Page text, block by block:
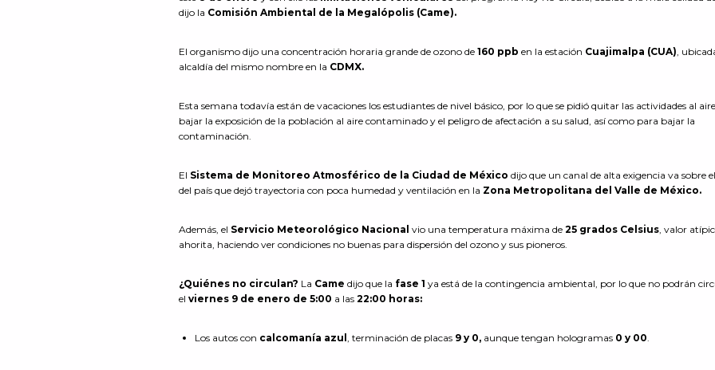
dijo la Comisión Ambiental de la Megalópolis (Came).
El organismo dijo una concentración horaria grande de ozono de160 ppb en la estación Cuajimalpa (CUA),
alcaldía del mismo nombre en la CDMX.
Esta semana todavía están de vacaciones los estudiantes de nivel básico, por lo que se pidió quitar las actividades al
bajar la exposición de la población al aire contaminado y el peligro de afectación a su salud, así como para bajar la
contaminación.
El Sistema de Monitoreo Atmosférico de la Ciudad de México dijo que un canal de alta exigencia va sobre
del país que dejó trayectoria con poca humedad y ventilación en la Zona Metropolitana del Valle de México.
Además, el Servicio Meteorológico Nacional vio una temperatura máxima de25 grados Celsius, valor
ahorita, haciendo ver condiciones no buenas para dispersión del ozono y sus pioneros.
¿Quiénes no circulan? La Came dijo que la fase 1 ya está de la contingencia ambiental, por lo que no podrán
elviernes 9 de enero de 5:00 a las22:00 horas:
Los autos con calcomanía azul, terminación de placas 9 y 0, aunque tengan hologramas 0 y 00.